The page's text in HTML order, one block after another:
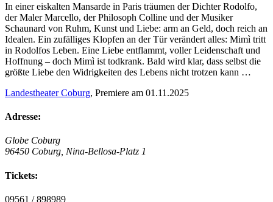
In einer eiskalten Mansarde in Paris träumen der Dichter Rodolfo,
der Maler Marcello, der Philosoph Colline und der Musiker
Schaunard von Ruhm, Kunst und Liebe: arm an Geld, doch reich an
Idealen. Ein zufälliges Klopfen an der Tür verändert alles: Mimì tritt
in Rodolfos Leben. Eine Liebe entflammt, voller Leidenschaft und
Hoffnung – doch Mimì ist todkrank. Bald wird klar, dass selbst die
größte Liebe den Widrigkeiten des Lebens nicht trotzen kann …
Landestheater Coburg, Premiere am 01.11.2025
Adresse:
Globe Coburg
96450 Coburg, Nina-Bellosa-Platz 1
Tickets:
09561 / 898989